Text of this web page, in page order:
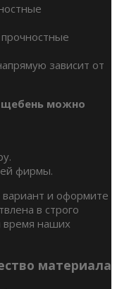
зависит от
можно
фирмы.
и оформите
в строго
время наших
материала